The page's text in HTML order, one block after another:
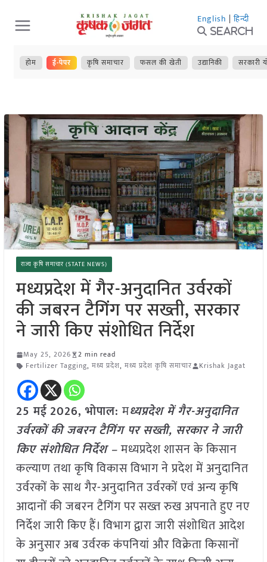
Skip
to
content
English | हिन्दी
Search
होम ई-पेपर कृषि समाचार फसल की खेती उद्यानिकी सरकारी
राज्य कृषि समाचार (STATE NEWS)
मध्यप्रदेश में गैर-अनुदानित उर्वरकों
की जबरन टैगिंग पर सख्ती, सरकार
ने जारी किए संशोधित निर्देश
May 25, 2026
2 min read
Fertilizer Tagging, मध्य प्रदेश, मध्य प्रदेश कृषि समाचार Krishak Jagat
25 मई2026, भोपाल:मध्यप्रदेश में गैर-अनुदानित
उर्वरकों की जबरन टैगिंग पर सख्ती, सरकार ने जारी
किए संशोधित निर्देश –मध्यप्रदेश शासन के किसान
कल्याण तथा कृषि विकास विभाग ने प्रदेश में अनुदानित
उर्वरकों के साथ गैर-अनुदानित उर्वरकों एवं अन्य कृषि
आदानों की जबरन टैगिंग पर सख्त रुख अपनाते हुए नए
निर्देश जारी किए हैं। विभाग द्वारा जारी संशोधित आदेश
के अनुसार अब उर्वरक कंपनियां और विक्रेता किसानों